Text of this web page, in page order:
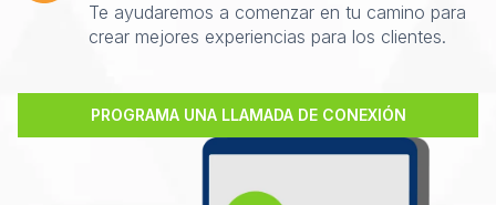
Te ayudaremos a comenzar en tu camino para
crear mejores experiencias para los clientes.
PROGRAMA UNA LLAMADA DE CONEXIÓN